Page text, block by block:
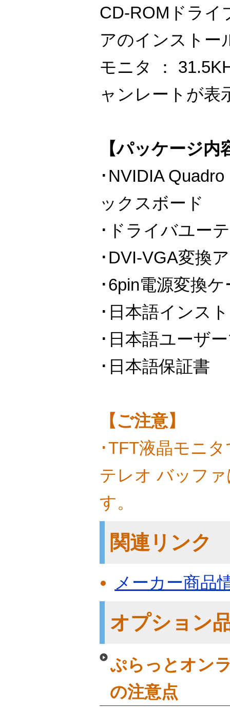
CD-ROMドライ
アのインストー
モニタ ：
ャンレートが表
【パッケージ内
･NVIDIA
ックスボード
･ドライバユー
･DVI-VGA変換
･6pin電源変換
･日本語インス
･日本語ユーザ
･日本語保証書
【ご注意】
･TFT液晶モニ
テレオ バッフ
す。
関連リンク
メーカー商品
オプション
ぷらっとオン
の注意点